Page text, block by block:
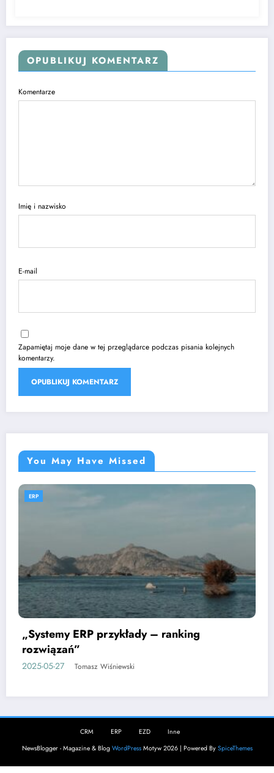
OPUBLIKUJ KOMENTARZ
Komentarze
Imię i nazwisko
E-mail
Zapamiętaj moje dane w tej przeglądarce podczas pisania kolejnych
komentarzy.
You May Have Missed
„System ERP – przykłady zastosowań w
logistyce”